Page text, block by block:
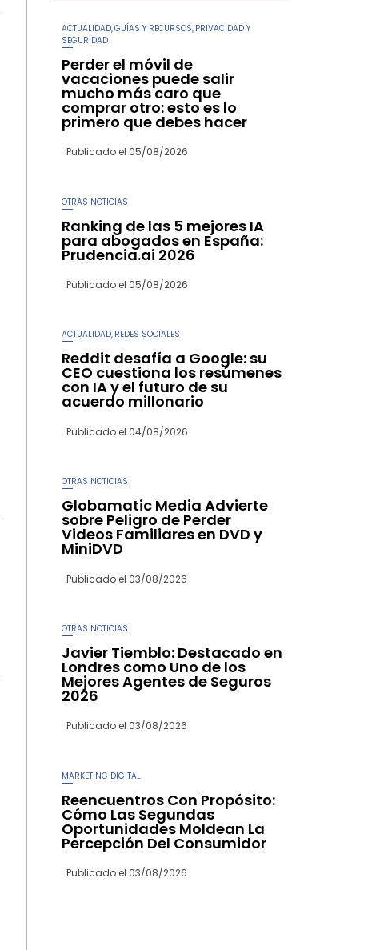
ACTUALIDAD GUÍAS Y RECURSOS PRIVACIDAD Y
SEGURIDAD
Perder el móvil de
vacaciones puede salir
mucho más caro que
comprar otro: esto es lo
primero que debes hacer
Publicado el 05/08/2026
OTRAS NOTICIAS
Ranking de las 5 mejores IA
para abogados en España:
Prudencia.ai 2026
Publicado el 05/08/2026
ACTUALIDAD, REDES SOCIALES
Reddit desafía a Google: su
CEO cuestiona los resúmenes
con IA y el futuro de su
acuerdo millonario
Publicado el 04/08/2026
OTRAS NOTICIAS
Globamatic Media Advierte
sobre Peligro de Perder
Videos Familiares en DVD y
MiniDVD
Publicado el 03/08/2026
OTRAS NOTICIAS
Javier Tiemblo: Destacado en
Londres como Uno de los
Mejores Agentes de Seguros
2026
Publicado el 03/08/2026
MARKETING DIGITAL
Reencuentros Con Propósito:
Cómo Las Segundas
Oportunidades Moldean La
Percepción Del Consumidor
Publicado el 03/08/2026